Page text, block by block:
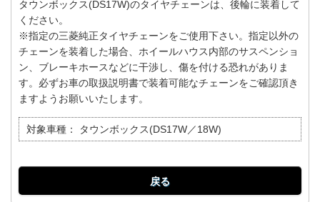
タウンボックス(DS17W)のタイヤチェーンは、後輪に装着して
ください。
※指定の三菱純正タイヤチェーンをご使用下さい。指定以外の
チェーンを装着した場合、ホイールハウス内部のサスペンショ
ン、ブレーキホースなどに干渉し、傷を付ける恐れがありま
す。必ずお車の取扱説明書で装着可能なチェーンをご確認頂き
ますようお願いいたします。
対象車種： タウンボックス(DS17W／18W)
戻る